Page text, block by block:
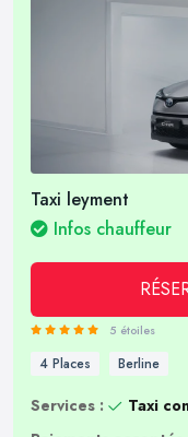
Taxi leyment
Infos chauffeur
5 étoiles
4 Places Berline
Services :
Taxi